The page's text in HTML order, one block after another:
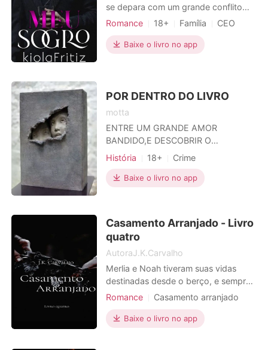
se depara com um grande conflito
quando percebe que o conceito de
conquistado, na verdade, nunca
existiu de fato e viu tudo se
descobriu que a vida que teve ao seu
Romance 18+ Família
CEO
Medrosa
Paixão / Erótica
Baixe o livro no app
POR DENTRO DO LIVRO
motta
ENTRE UM GRANDE AMOR
BANDIDO,E DESCOBRIR O
MISTERIOSO DESAPARECIMENTO
MISTERIO .
História 18+ Crime
Baixe o livro no app
Casamento Arranjado - Livro
quatro
AutoraJ.K.Carvalho
Merlia e Noah tiveram suas vidas
destinadas desde o berço, e sempre
estiveram cientes de seu futuro
adolescência, o futuro rei de Midorina
e a sexta princesa de Dazzo, criaram
Romance
Casamento arranjado
Aristocracia
Arrogante / Dominante
Baixe o livro no app